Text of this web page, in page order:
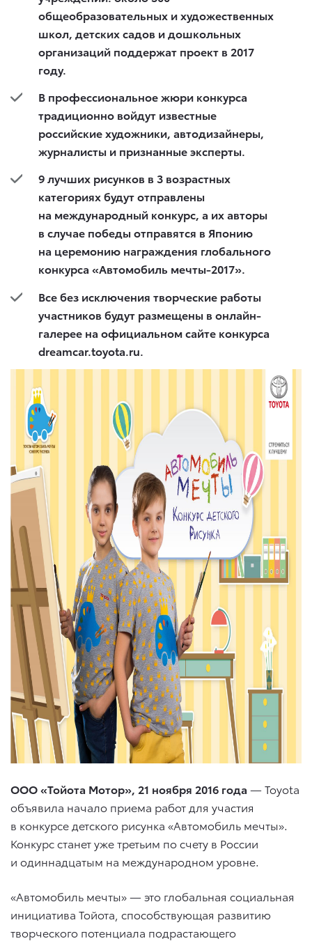
общеобразовательных и художественных
школ, детских садов и дошкольных
организаций поддержат проект в 2017
году.
В профессиональное жюри конкурса
традиционно войдут известные
российские художники, автодизайнеры,
журналисты и признанные эксперты.
9 лучших рисунков в 3 возрастных
категориях будут отправлены
на международный конкурс, а их авторы
в случае победы отправятся в Японию
на церемонию награждения глобального
конкурса «Автомобиль мечты-2017».
Все без исключения творческие работы
участников будут размещены в онлайн-
галерее на официальном сайте конкурса
dreamcar.toyota.ru.
ООО «Тойота Мотор», 21 ноября 2016 года — Toyota
объявила начало приема работ для участия
в конкурсе детского рисунка «Автомобиль мечты».
Конкурс станет уже третьим по счету в России
и одиннадцатым на международном уровне.
«Автомобиль мечты» — это глобальная социальная
инициатива Тойота, способствующая развитию
творческого потенциала подрастающего